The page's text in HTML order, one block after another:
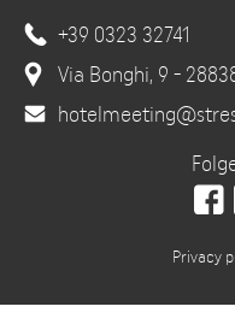
+39 0323 32741
Via Bonghi, 9 -
Privacy